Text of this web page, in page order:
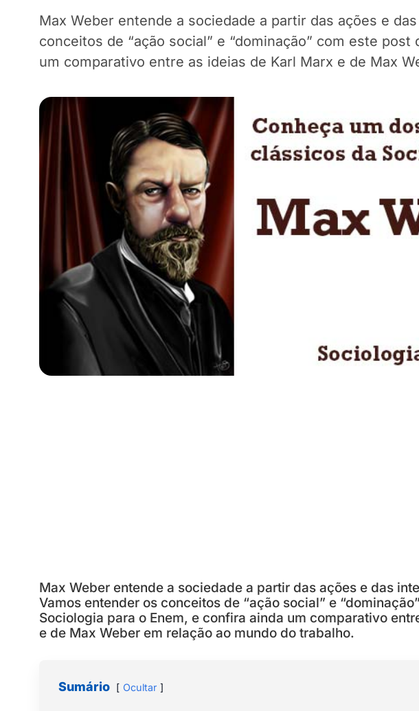
Max Weber entende a sociedade a partir das ações e
conceitos de “ação social” e “dominação” com este
um comparativo entre as ideias de Karl Marx e de Max
Max Weber entende a sociedade a partir das ações e das
Vamos entender os conceitos de “ação social” e
Sociologia para o Enem, e confira ainda um comparativo
e de Max Weber em relação ao mundo do trabalho.
Sumário Ocultar